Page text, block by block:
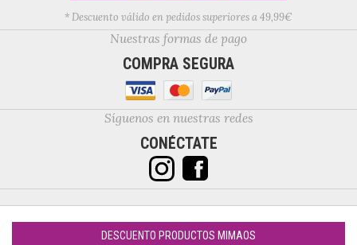
* Descuento válido en pedidos superiores a 49,99€
Nuestras formas de pago
COMPRA SEGURA
Síguenos en nuestras redes
CONÉCTATE
DESCUENTO PRODUCTOS MIMAOS